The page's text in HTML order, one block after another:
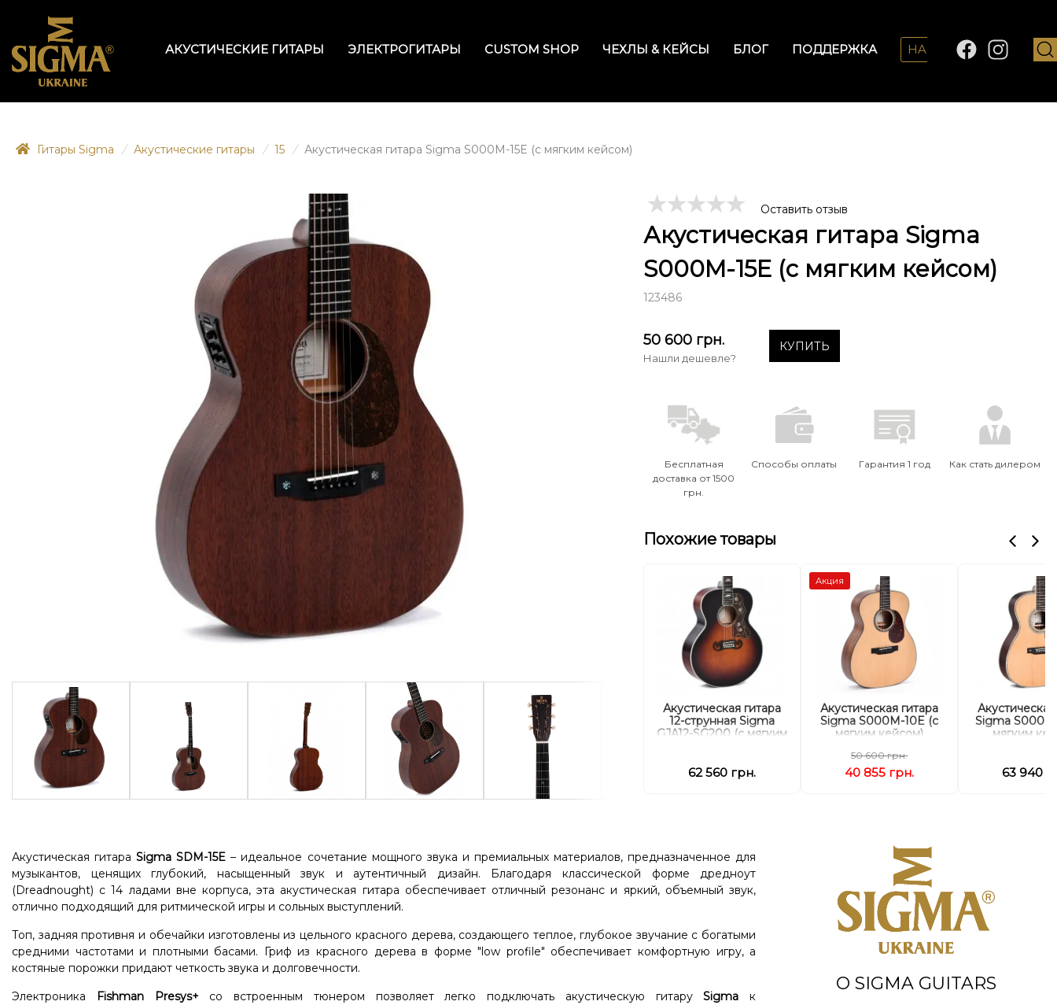
АКУСТИЧЕСКИЕ ГИТАРЫ ЭЛЕКТРОГИТАРЫ CUSTOM SHOP ЧЕХЛЫ & КЕЙСЫ БЛОГ ПОДДЕРЖКА HARMONY LAB
Гитары Sigma / Акустические гитары / 15 / Акустическая гитара Sigma S000M-15E (с мягким кейсом)
Оставить отзыв
Акустическая гитара Sigma
S000M-15E (с мягким кейсом)
123486
50 600 грн.
Нашли дешевле?
КУПИТЬ
Бесплатная
доставка от 1500
грн.
Способы оплаты Гарантия 1 год Как стать дилером
Похожие товары
Акустическая гитара
12-струнная Sigma
GJA12-SG200 (с мягким
62 560 грн.
Акция
Акустическая гитара
Sigma S000M-10E (с
мягким кейсом)
50 600 грн.
40 855 грн.
Sigma
мягким
63 940
Акустическая гитараSigma SDM-15E – идеальное сочетание мощного звука и премиальных материалов, предназначенное для
музыкантов, ценящих глубокий, насыщенный звук и аутентичный дизайн. Благодаря классической форме дредноут
(Dreadnought) с 14 ладами вне корпуса, эта акустическая гитара обеспечивает отличный резонанс и яркий, объемный звук,
отлично подходящий для ритмической игры и сольных выступлений.
Топ, задняя противня и обечайки изготовлены из цельного красного дерева, создающего теплое, глубокое звучание с богатыми
средними частотами и плотными басами. Гриф из красного дерева в форме "low profile" обеспечивает комфортную игру, а
костяные порожки придают четкость звука и долговечности.
Электроника
Fishman Presys+ со встроенным тюнером позволяет легко подключать акустическую гитаруSigma к
О SIGMA GUITARS